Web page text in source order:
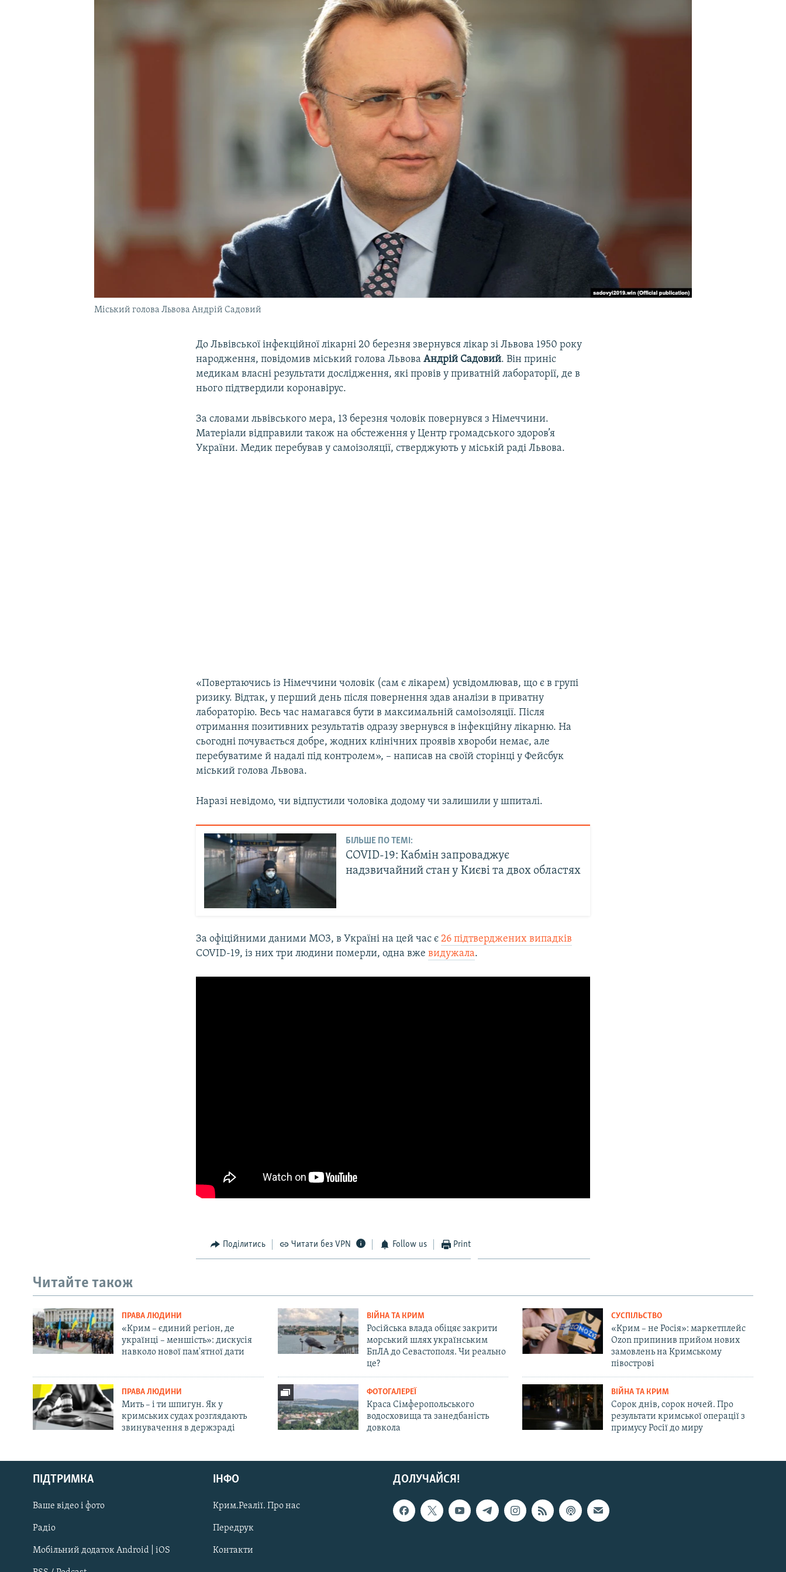
Русский
Qırımtatar
ДОЛУЧАЙСЯ!
Міський голова Львова Андрій Садовий
До Львівської інфекційної лікарні 20 березня звернувся лікар зі Львова 1950 року
народження, повідомив міський голова ЛьвоваАндрій Садовий. Він приніс
медикам власні результати дослідження, які провів у приватній лабораторії, де в
нього підтвердили коронавірус.
За словами львівського мера, 13 березня чоловік повернувся з Німеччини.
Матеріали відправили також на обстеження у Центр громадського здоров’я
України. Медик перебував у самоізоляції, стверджують у міській раді Львова.
«Повертаючись із Німеччини чоловік (сам є лікарем) усвідомлював, що є в групі
ризику. Відтак, у перший день після повернення здав аналізи в приватну
лабораторію. Весь час намагався бути в максимальній самоізоляції. Після
отримання позитивних результатів одразу звернувся в інфекційну лікарню. На
сьогодні почувається добре, жодних клінічних проявів хвороби немає, але
перебуватиме й надалі під контролем», – написав на своїй сторінці у Фейсбук
міський голова Львова.
Наразі невідомо, чи відпустили чоловіка додому чи залишили у шпиталі.
БІЛЬШЕ ПО ТЕМІ:
COVID-19: Кабмін запроваджує
надзвичайний стан у Києві та двох областях
За офіційними даними МОЗ, в Україні на цей час є26 підтверджених випадків
COVID-19, із них три людини померли, одна вжевидужала.
Поділитись Читати без VPN Follow us Print
Читайте також
ПРАВА ЛЮДИНИ
«Крим – єдиний регіон, де
українці – меншість»: дискусія
навколо нової пам'ятної дати
ВІЙНА ТА КРИМ
Російська влада обіцяє закрити
морський шлях українським
БпЛА до Севастополя. Чи реально
це?
СУСПІЛЬСТВО
«Крим – не Росія»: маркетплейс
Ozon припинив прийом нових
замовлень на Кримському
півострові
ПРАВА ЛЮДИНИ
Мить – і ти шпигун. Як у
кримських судах розглядають
звинувачення в держзраді
ФОТОГАЛЕРЕЇ
Краса Сімферопольського
водосховища та занедбаність
довкола
ВІЙНА ТА КРИМ
Сорок днів, сорок ночей. Про
результати кримської операції з
примусу Росії до миру
ДОЛУЧАЙСЯ!
ПІДТРИМКА
Ваше відео і фото
Радіо
Мобільний додаток Android | iOS
ІНФО
Крим.Реалії. Про нас
Передрук
Контакти